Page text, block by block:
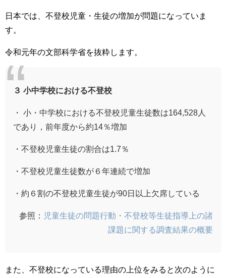
日本では、不登校児童・生徒の増加が問題になっていま
す。
令和元年の文部科学省を抜粋します。
３ 小中学校における不登校
・ 小・中学校における不登校児童生徒数は164,528人
であり，前年度から約14％増加
・不登校児童生徒の割合は1.7％
・不登校児童生徒数が６年連続で増加
・約６割の不登校児童生徒が90日以上欠席している
参照：
児童生徒の問題行動・不登校等生徒指導上の諸
課題に関する調査結果の概要
また、不登校になっている理由の上位をみると次のように